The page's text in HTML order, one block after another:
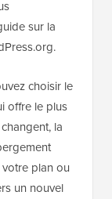
sur la
choisir le
offre le plus
la
plan ou
un nouvel